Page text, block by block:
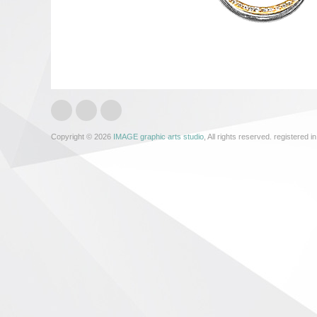
Copyright © 2026 IMAGE graphic arts studio , All rights reserved. registered